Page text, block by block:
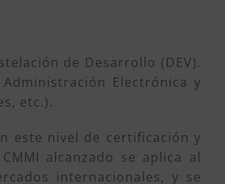
de Desarrollo (DEV).
Electrónica y
etc.).
este nivel de certificación y
alcanzado se aplica al
internacionales, y se